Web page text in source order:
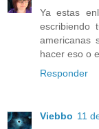
Ya estas
escribiendo
americanas
hacer eso o
Responder
Viebbo 11